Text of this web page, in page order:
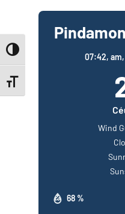
Toggle High Contrast
Toggle Font size
07:42,
68 %
Wind